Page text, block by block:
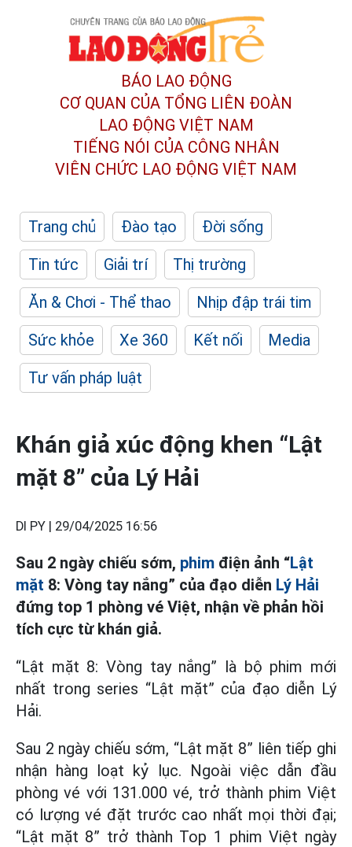
BÁO LAO ĐỘNG
CƠ QUAN CỦA TỔNG LIÊN ĐOÀN
LAO ĐỘNG VIỆT NAM
TIẾNG NÓI CỦA CÔNG NHÂN
VIÊN CHỨC LAO ĐỘNG VIỆT NAM
Trang chủ Đào tạo
Đời sống
Tin tức
Giải trí
Thị trường
Ăn & Chơi - Thể thao
Nhịp đập trái tim
Sức khỏe
Xe 360 Kết nối
Media
Tư vấn pháp luật
Khán giả xúc động khen “Lật
mặt 8” của Lý Hải
DI PY | 29/04/2025 16:56
Sau 2 ngày chiếu sớm, phim điện ảnh “Lật
mặt 8: Vòng tay nắng” của đạo diễn Lý Hải
đứng top 1 phòng vé Việt, nhận về phản hồi
tích cực từ khán giả.
“Lật mặt 8: Vòng tay nắng” là bộ phim mới
nhất trong series “Lật mặt” của đạo diễn Lý
Hải.
Sau 2 ngày chiếu sớm, “Lật mặt 8” liên tiếp ghi
nhận hàng loạt kỷ lục. Ngoài việc dẫn đầu
phòng vé với 131.000 vé, trở thành phim Việt
có lượng vé đặt trước cao nhất mọi thời đại;
“Lật mặt 8” trở thành Top 1 phim Việt ngày